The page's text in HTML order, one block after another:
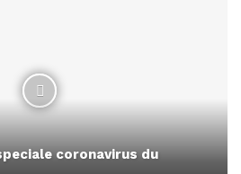
coronavirus du